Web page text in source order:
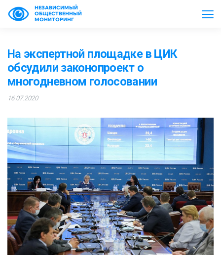
НЕЗАВИСИМЫЙ
ОБЩЕСТВЕННЫЙ
МОНИТОРИНГ
На экспертной площадке в ЦИК
обсудили законопроект о
многодневном голосовании
16.07.2020